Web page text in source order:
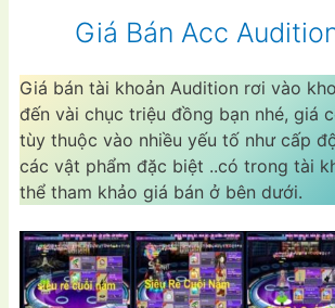
Giá Bán Acc
Giá bán tài khoản Audition rơi vào
đến vài chục triệu đồng bạn nhé, giá
tùy thuộc vào nhiều yếu tố như cấp
các vật phẩm đặc biệt ..có trong tài
thể tham khảo giá bán ở bên dưới.